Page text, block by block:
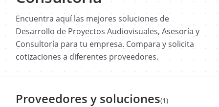
Encuentra aquí las mejores soluciones de
Desarrollo de Proyectos Audiovisuales, Asesoría y
Consultoría para tu empresa. Compara y solicita
cotizaciones a diferentes proveedores.
Proveedores y soluciones(1)